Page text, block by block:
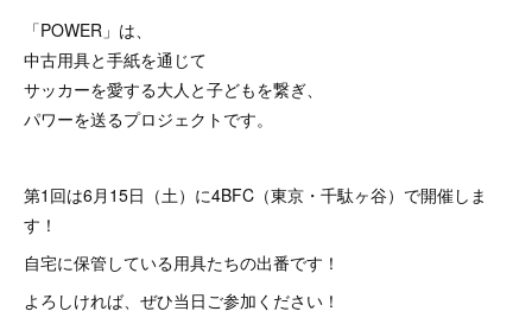
「POWER」は、
中古用具と手紙を通じて
サッカーを愛する大人と子どもを繋ぎ、
パワーを送るプロジェクトです。
第1回は6月15日（土）に4BFC（東京・千駄ヶ谷）で開催しま
す！
自宅に保管している用具たちの出番です！
よろしければ、ぜひ当日ご参加ください！